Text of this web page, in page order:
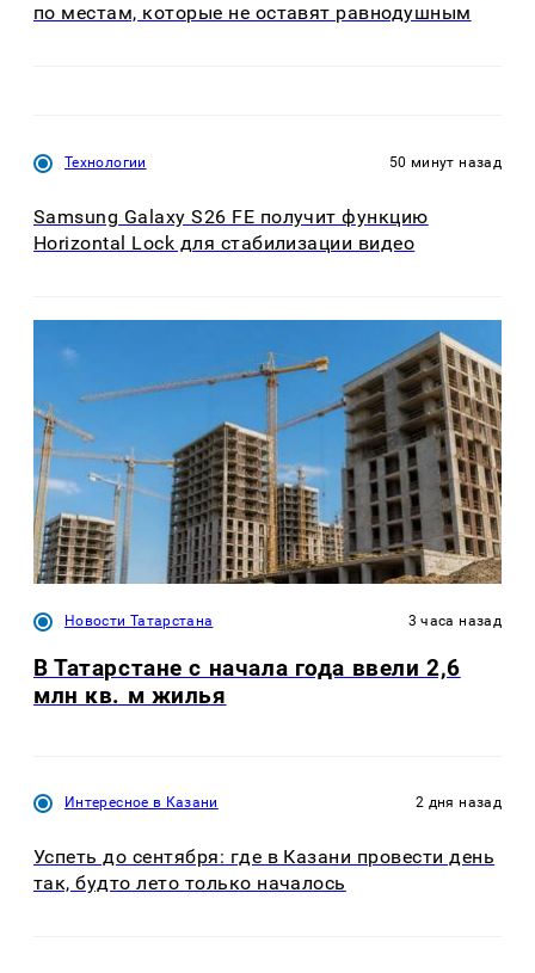
по местам, которые не оставят равнодушным
Технологии 50 минут назад
Samsung Galaxy S26 FE получит функцию
Horizontal Lock для стабилизации видео
Новости Татарстана 3 часа назад
В Татарстане с начала года ввели 2,6
млн кв. м жилья
Интересное в Казани 2 дня назад
Успеть до сентября: где в Казани провести день
так, будто лето только началось